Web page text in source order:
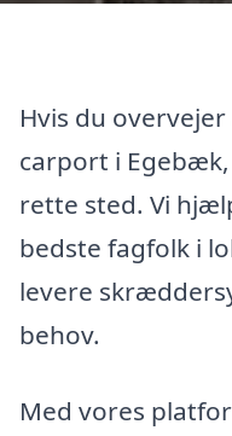
Hvis du
carport i
rette sted. Vi
bedste fagfolk i
levere
behov.
Med vores